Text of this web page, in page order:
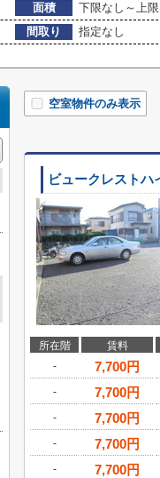
面積 下限なし～上
間取り
指定なし
空室物件のみ表示
ビュークレストハ
所在階 賃料
-
7,700円
-
7,700円
-
7,700円
-
7,700円
-
7,700円